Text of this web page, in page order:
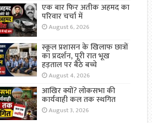
एक बार फिर अतीक अहमद का
परिवार चर्चा में
August 6, 2026
स्कूल प्रशासन के खिलाफ छात्रों
का प्रदर्शन, पूरी रात भूख
हड़ताल पर बैठे बच्चे
August 4, 2026
आखिर क्यों? लोकसभा की
कार्यवाही कल तक स्थगित
August 3, 2026